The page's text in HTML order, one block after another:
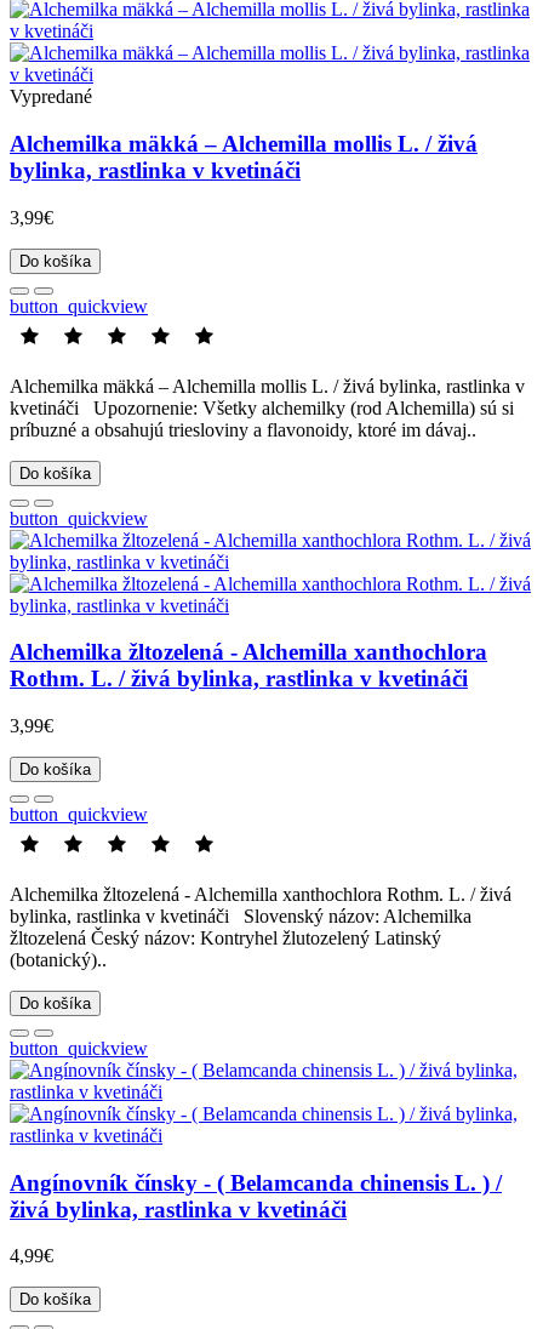
Vypredané
Alchemilka mäkká – Alchemilla mollis L. / živá
bylinka, rastlinka v kvetináči
3,99€
Do košíka
button_quickview
Alchemilka mäkká – Alchemilla mollis L. / živá bylinka, rastlinka v
kvetináči Upozornenie: Všetky alchemilky (rod Alchemilla) sú si
príbuzné a obsahujú triesloviny a flavonoidy, ktoré im dávaj..
Do košíka
button_quickview
Alchemilka žltozelená - Alchemilla xanthochlora
Rothm. L. / živá bylinka, rastlinka v kvetináči
3,99€
Do košíka
button_quickview
Alchemilka žltozelená - Alchemilla xanthochlora Rothm. L. / živá
bylinka, rastlinka v kvetináči Slovenský názov: Alchemilka
žltozelená Český názov: Kontryhel žlutozelený Latinský
(botanický)..
Do košíka
button_quickview
Angínovník čínsky - ( Belamcanda chinensis L. ) /
živá bylinka, rastlinka v kvetináči
4,99€
Do košíka